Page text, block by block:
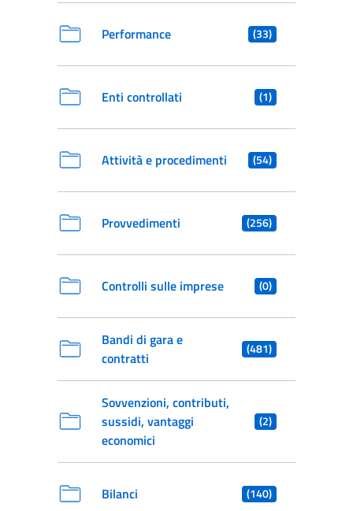
Performance (33)
Enti controllati (1)
Attività e procedimenti (54)
Provvedimenti (256)
Controlli sulle imprese (0)
Bandi di gara e
contratti
(481)
Sovvenzioni, contributi,
sussidi, vantaggi
economici
(2)
Bilanci (140)